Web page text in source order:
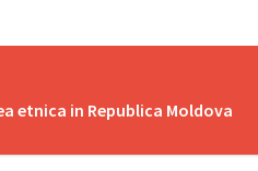
etnica in Republica Moldova